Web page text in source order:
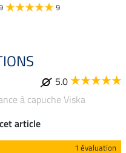
9
5.0
à capuche Viska
article
1 évaluation